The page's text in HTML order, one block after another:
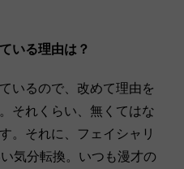
いる理由は？
いるので、改めて理由を
それくらい、無くてはな
。それに、フェイシャリ
気分転換。いつも漫才の